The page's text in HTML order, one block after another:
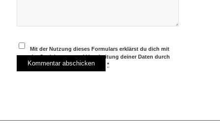
Mit der Nutzung dieses Formulars erklärst du dich mit
der Speicherung und Verarbeitung deiner Daten durch
diese Website einverstanden.*